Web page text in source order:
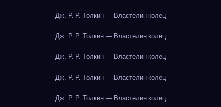
Дж. Р. Р. Толкин — Властелин колец
Дж. Р. Р. Толкин — Властелин колец
Дж. Р. Р. Толкин — Властелин колец
Дж. Р. Р. Толкин — Властелин колец
Дж. Р. Р. Толкин — Властелин колец